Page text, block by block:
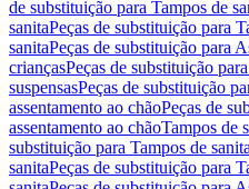
de substituição para Tampos de
sanitaPeças de substituição para
sanitaPeças de substituição para
criançasPeças de substituição
suspensasPeças de substituição
assentamento ao chãoPeças de
assentamento ao chãoTampos de
substituição para Tampos de
sanitaPeças de substituição para